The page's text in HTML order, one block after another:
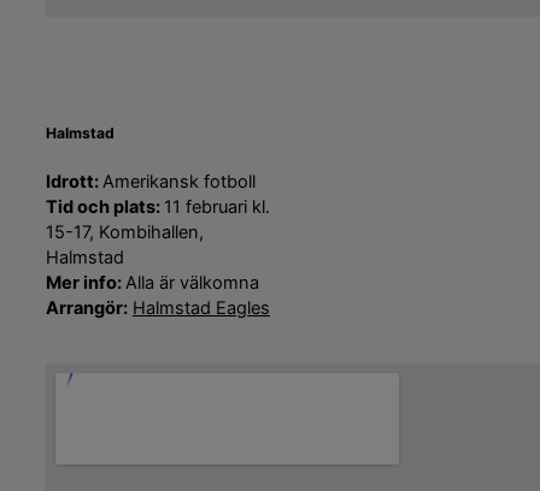
Halmstad
Idrott:Amerikansk fotboll
Tid och plats: 11 februari kl.
15-17, Kombihallen,
Halmstad
Mer info:Alla är välkomna
Arrangör: Halmstad Eagles